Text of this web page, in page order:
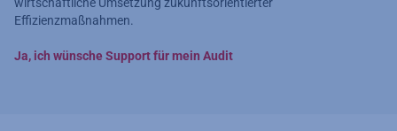
Effizienzmaßnahmen.
Ja, ich wünsche Support für mein Audit